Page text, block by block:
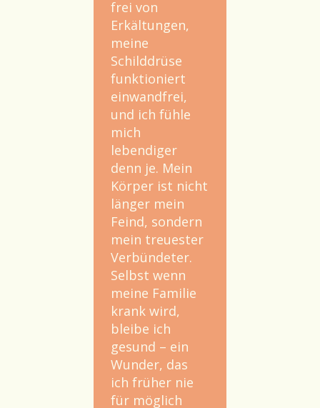
frei von
Erkältungen,
meine
Schilddrüse
funktioniert
einwandfrei,
und ich fühle
mich
lebendiger
denn je. Mein
Körper ist nicht
länger mein
Feind, sondern
mein treuester
Verbündeter.
Selbst wenn
meine Familie
krank wird,
bleibe ich
gesund – ein
Wunder, das
ich früher nie
für möglich